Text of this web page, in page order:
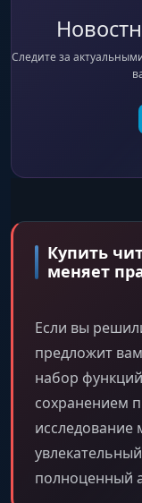
Следите за
Купить
меняет
Если вы
предложит
набор
сохранением
исследование
полноценный